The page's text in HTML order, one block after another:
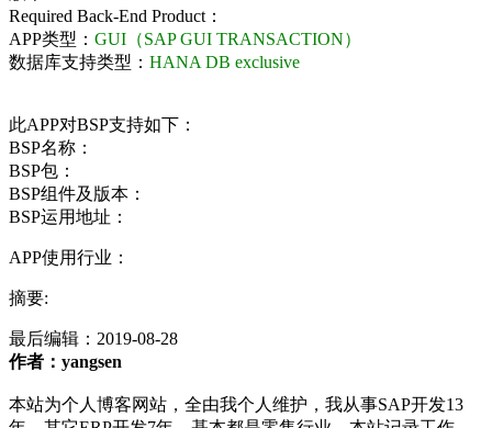
Required Back-End Product：
APP类型： GUI（SAP GUI TRANSACTION）
数据库支持类型： HANA DB exclusive
此APP对BSP支持如下：
BSP名称：
BSP包：
BSP组件及版本：
BSP运用地址：
APP使用行业：
摘要:
最后编辑： 2019-08-28
作者：yangsen
本站为个人博客网站，全由我个人维护，我从事SAP开发13